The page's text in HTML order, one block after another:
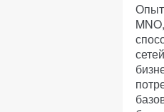
Опыт